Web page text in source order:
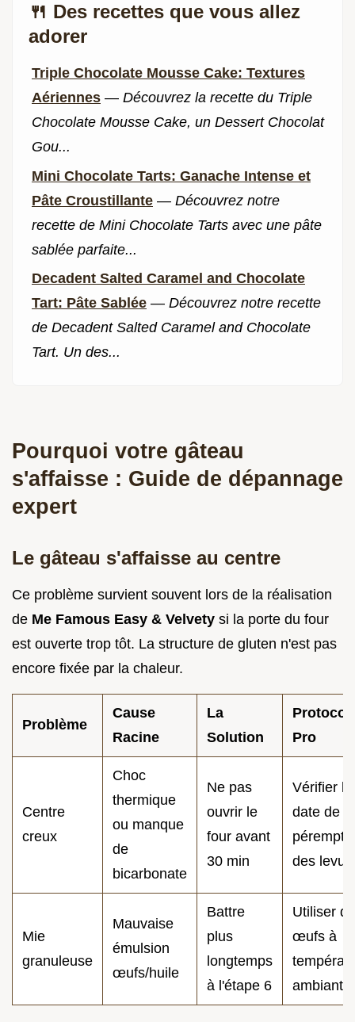
🍴 Des recettes que vous allez
adorer
Triple Chocolate Mousse Cake: Textures
Aériennes — Découvrez la recette du Triple
Chocolate Mousse Cake, un Dessert Chocolat
Gou...
Mini Chocolate Tarts: Ganache Intense et
Pâte Croustillante — Découvrez notre
recette de Mini Chocolate Tarts avec une pâte
sablée parfaite...
Decadent Salted Caramel and Chocolate
Tart: Pâte Sablée — Découvrez notre recette
de Decadent Salted Caramel and Chocolate
Tart. Un des...
Pourquoi votre gâteau
s'affaisse : Guide de dépannage
expert
Le gâteau s'affaisse au centre
Ce problème survient souvent lors de la réalisation
de Me Famous Easy & Velvety si la porte du four
est ouverte trop tôt. La structure de gluten n'est pas
encore fixée par la chaleur.
Problème
Cause
Racine
La
Solution
Pro
Centre
creux
Choc
thermique
ou manque
de
bicarbonate
Ne pas
ouvrir le
four avant
30 min
Vérifier la
date de
des
Mie
granuleuse
Mauvaise
émulsion
œufs/huile
Battre
plus
longtemps
à l'étape 6
Utiliser
œufs à
ambiante